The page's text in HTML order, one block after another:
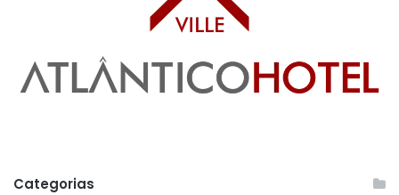
Categorias